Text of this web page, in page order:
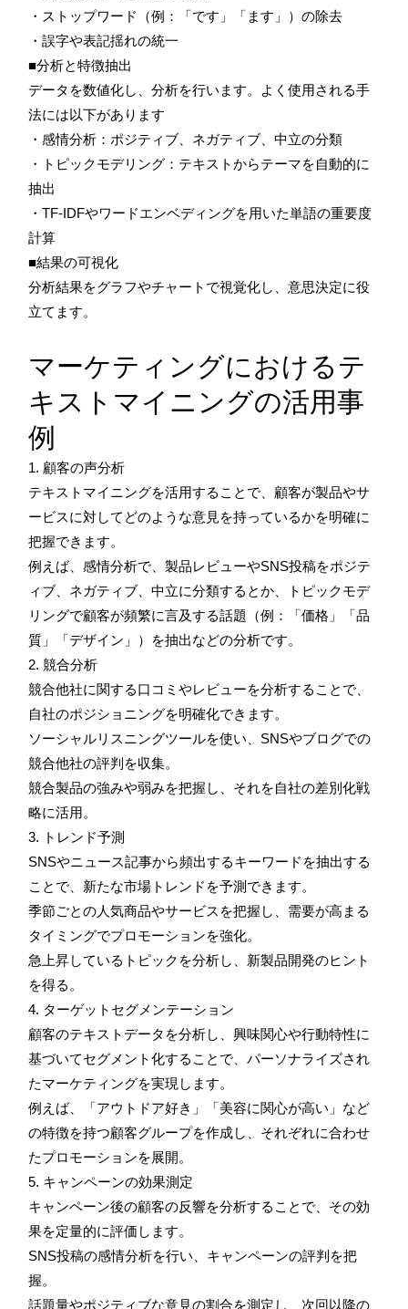
・ストップワード（例：「です」「ます」）の除去
・誤字や表記揺れの統一
■分析と特徴抽出
データを数値化し、分析を行います。よく使用される手
法には以下があります
・感情分析：ポジティブ、ネガティブ、中立の分類
・トピックモデリング：テキストからテーマを自動的に
抽出
・TF-IDFやワードエンベディングを用いた単語の重要度
計算
■結果の可視化
分析結果をグラフやチャートで視覚化し、意思決定に役
立てます。
マーケティングにおけるテ
キストマイニングの活用事
例
1. 顧客の声分析
テキストマイニングを活用することで、顧客が製品やサ
ービスに対してどのような意見を持っているかを明確に
把握できます。
例えば、感情分析で、製品レビューやSNS投稿をポジテ
ィブ、ネガティブ、中立に分類するとか、トピックモデ
リングで顧客が頻繁に言及する話題（例：「価格」「品
質」「デザイン」）を抽出などの分析です。
2. 競合分析
競合他社に関する口コミやレビューを分析することで、
自社のポジショニングを明確化できます。
ソーシャルリスニングツールを使い、SNSやブログでの
競合他社の評判を収集。
競合製品の強みや弱みを把握し、それを自社の差別化戦
略に活用。
3. トレンド予測
SNSやニュース記事から頻出するキーワードを抽出する
ことで、新たな市場トレンドを予測できます。
季節ごとの人気商品やサービスを把握し、需要が高まる
タイミングでプロモーションを強化。
急上昇しているトピックを分析し、新製品開発のヒント
を得る。
4. ターゲットセグメンテーション
顧客のテキストデータを分析し、興味関心や行動特性に
基づいてセグメント化することで、パーソナライズされ
たマーケティングを実現します。
例えば、「アウトドア好き」「美容に関心が高い」など
の特徴を持つ顧客グループを作成し、それぞれに合わせ
たプロモーションを展開。
5. キャンペーンの効果測定
キャンペーン後の顧客の反響を分析することで、その効
果を定量的に評価します。
SNS投稿の感情分析を行い、キャンペーンの評判を把
握。
話題量やポジティブな意見の割合を測定し、次回以降の